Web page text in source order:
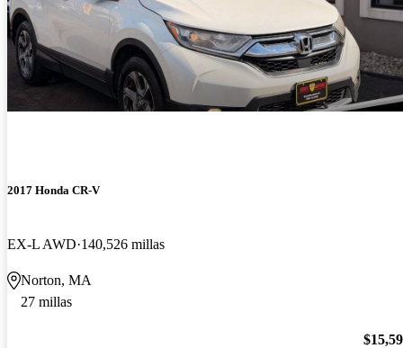
2017 Honda CR-V
EX-L AWD 140,526 millas
Norton, MA
27 millas